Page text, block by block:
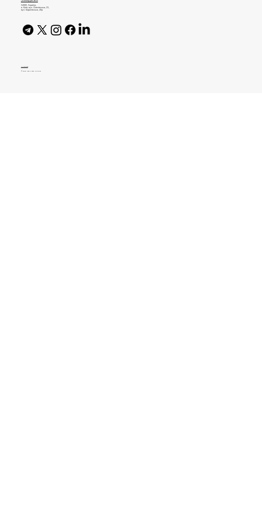
04080, Україна,
м. Київ, вул. Оленівська, 23,​
вул. Кирилівська, 40р
© 2026 High Bar Journal